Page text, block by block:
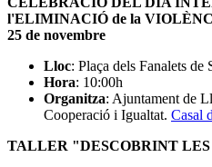
l'ELIMINACIÓ de la
25 de novembre
Lloc: Plaça dels Fanalets de
Hora: 10:00h
Organitza: Ajuntament de
Cooperació i Igualtat. Casal
TALLER "DESCOBRINT LES